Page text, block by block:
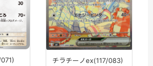
チラチーノex(117/083)